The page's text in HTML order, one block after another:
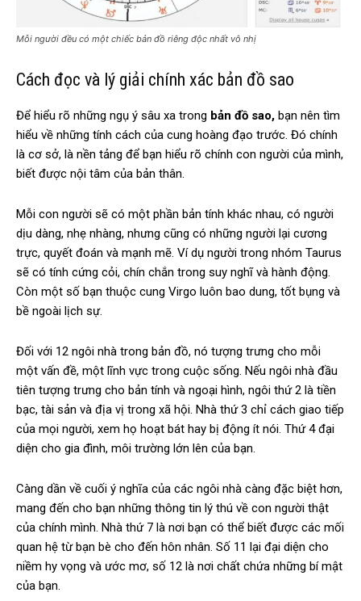
Mỗi người đều có một chiếc bản đồ riêng độc nhất vô nhị
Cách đọc và lý giải chính xác bản đồ sao
Để hiểu rõ những ngụ ý sâu xa trong bản đồ sao, bạn nên tìm
hiểu về những tính cách của cung hoàng đạo trước. Đó chính
là cơ sở, là nền tảng để bạn hiểu rõ chính con người của mình,
biết được nội tâm của bản thân.
Mỗi con người sẽ có một phần bản tính khác nhau, có người
dịu dàng, nhẹ nhàng, nhưng cũng có những người lại cương
trực, quyết đoán và mạnh mẽ. Ví dụ người trong nhóm Taurus
sẽ có tính cứng cỏi, chín chắn trong suy nghĩ và hành động.
Còn một số bạn thuộc cung Virgo luôn bao dung, tốt bụng và
bề ngoài lịch sự.
Đối với 12 ngôi nhà trong bản đồ, nó tượng trưng cho mỗi
một vấn đề, một lĩnh vực trong cuộc sống. Nếu ngôi nhà đầu
tiên tượng trưng cho bản tính và ngoại hình, ngôi thứ 2 là tiền
bạc, tài sản và địa vị trong xã hội. Nhà thứ 3 chỉ cách giao tiếp
của mọi người, xem họ hoạt bát hay bị động ít nói. Thứ 4 đại
diện cho gia đình, môi trường lớn lên của bạn.
Càng dần về cuối ý nghĩa của các ngôi nhà càng đặc biệt hơn,
mang đến cho bạn những thông tin lý thú về con người thật
của chính mình. Nhà thứ 7 là nơi bạn có thể biết được các mối
quan hệ từ bạn bè cho đến hôn nhân. Số 11 lại đại diện cho
niềm hy vọng và ước mơ, số 12 là nơi chất chứa những bí mật
của bạn.